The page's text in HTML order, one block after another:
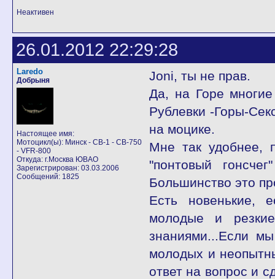
Неактивен
26.01.2012 22:29:28
Laredo
Добрыня
Настоящее имя:
Мотоцикл(ы): Минск - CB-1 - CB-750
- VFR-800
Откуда: г.Москва ЮВАО
Зарегистрирован: 03.03.2006
Сообщений: 1825
Joni, ты не прав.
Да, на Горе
Рублевки -Горы-
на моцике.
Мне так удобнее,
"понтовый
Большинство это
Есть новенькие,
молодые и
знаниями...Если
молодых и
ответ на вопрос и